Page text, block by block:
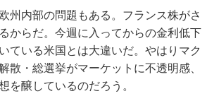
州内部の問題もある。フランス株がさ
からだ。今週に入ってからの金利低下
ている米国とは大違いだ。やはりマク
散・総選挙がマーケットに不透明感、
を醸しているのだろう。